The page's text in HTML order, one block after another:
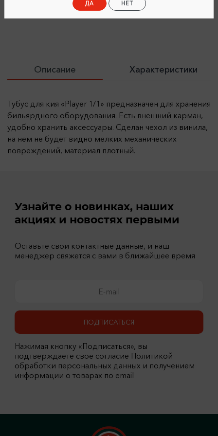
После онлайн-оплаты товара
Описание Характеристики
Тубус для кия «Player 1/1» предназначен для хранения
бильярдного оборудования. Есть внешний карман,
удобно хранить аксессуары. Сделан чехол из винила,
на нем не будет видно мелких механических
повреждений, материал плотный.
Узнайте о новинках, наших
акциях и новостях первыми
Оставьте свои контактные данные, и наш
менеджер свяжется с вами в ближайшее время
ПОДПИСАТЬСЯ
Нажимая кнопку «Подписаться», вы
подтверждаете свое согласие Политикой
обработки персональных данных и получением
информации о товарах по email
ДА НЕТ